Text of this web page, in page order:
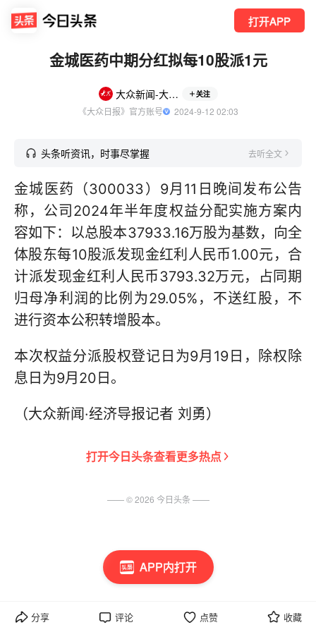
打开APP
APP内打开
金城医药中期分红拟每10股派1元
大众新闻-大众日报 关注
《大众日报》官方账号
  2024-9-12 02:03
头条听资讯，时事尽掌握 去听全文
金城医药（300033）9月11日晚间发布公告
称，公司2024年半年度权益分配实施方案内
容如下：以总股本37933.16万股为基数，向全
体股东每10股派发现金红利人民币1.00元，合
计派发现金红利人民币3793.32万元，占同期
归母净利润的比例为29.05%，不送红股，不
进行资本公积转增股本。
本次权益分派股权登记日为9月19日，除权除
息日为9月20日。
（大众新闻·经济导报记者 刘勇）
打开今日头条查看更多热点
分享 评论 点赞 收藏
—— ©2026 今日头条 ——